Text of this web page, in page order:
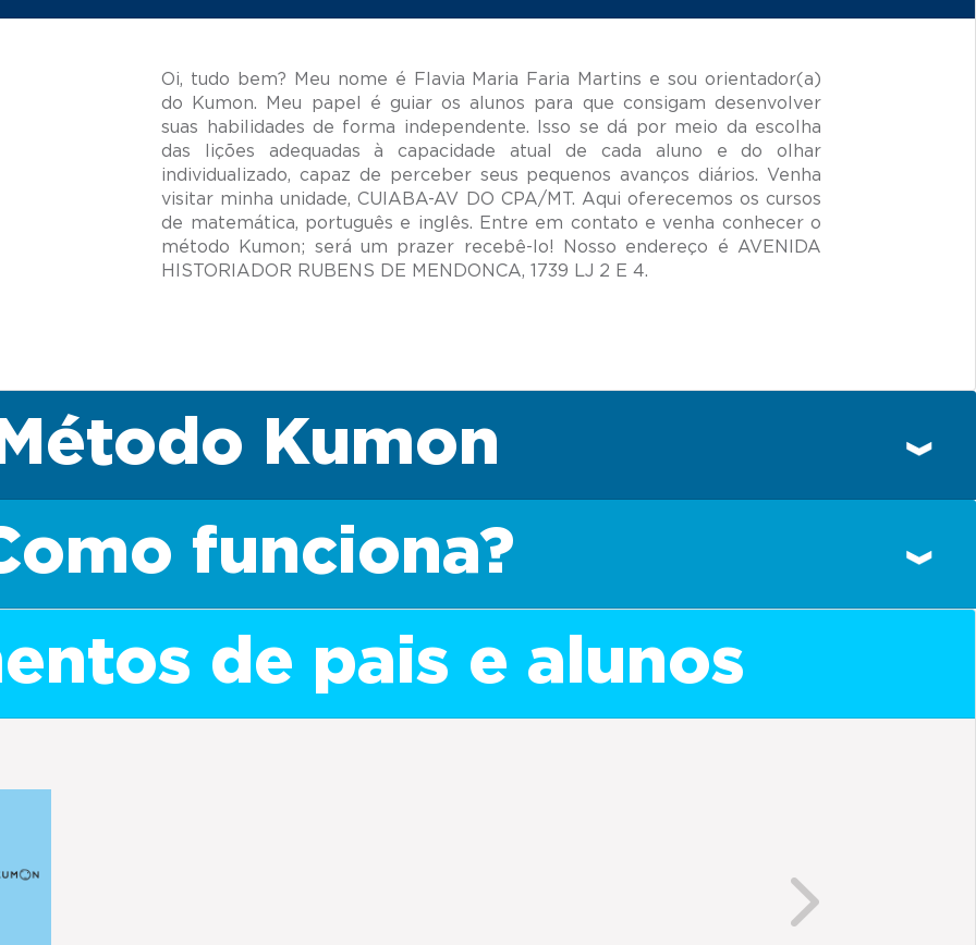
Oi, tudo bem? Meu nome é Flavia Maria Faria Martins e sou orientador(a)
do Kumon. Meu papel é guiar os alunos para que consigam desenvolver
suas habilidades de forma independente. Isso se dá por meio da escolha
das lições adequadas à capacidade atual de cada aluno e do olhar
individualizado, capaz de perceber seus pequenos avanços diários. Venha
visitar minha unidade, CUIABA-AV DO CPA/MT. Aqui oferecemos os cursos
de matemática, português e inglês. Entre em contato e venha conhecer o
método Kumon; será um prazer recebê-lo! Nosso endereço é AVENIDA
Kumon
funciona?
de pais e alunos
Next